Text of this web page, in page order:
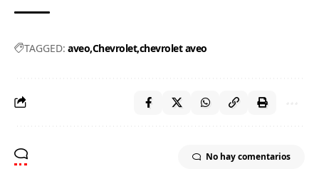
TAGGED: aveo Chevrolet chevrolet aveo
No hay comentarios